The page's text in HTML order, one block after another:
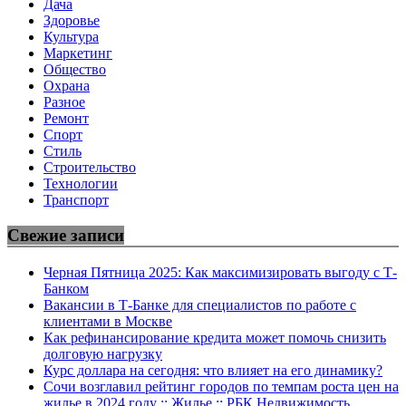
Дача
Здоровье
Культура
Маркетинг
Общество
Охрана
Разное
Ремонт
Спорт
Стиль
Строительство
Технологии
Транспорт
Свежие записи
Черная Пятница 2025: Как максимизировать выгоду с Т-
Банком
Вакансии в Т-Банке для специалистов по работе с
клиентами в Москве
Как рефинансирование кредита может помочь снизить
долговую нагрузку
Курс доллара на сегодня: что влияет на его динамику?
Сочи возглавил рейтинг городов по темпам роста цен на
жилье в 2024 году :: Жилье :: РБК Недвижимость